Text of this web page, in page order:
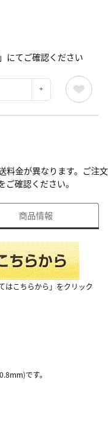
にてご確認ください
料金が異なります。ご注文
確認ください。
商品情報
はこちらから」をクリック
です。